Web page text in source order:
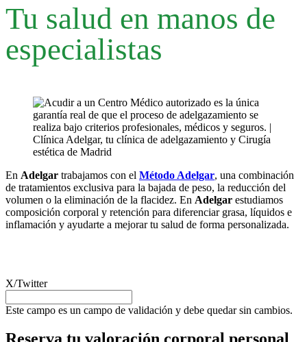
Tu salud en manos de
especialistas
En Adelgar trabajamos con el Método Adelgar, una combinación
de tratamientos exclusiva para la bajada de peso, la reducción del
volumen o la eliminación de la flacidez. En Adelgar estudiamos
composición corporal y retención para diferenciar grasa, líquidos e
inflamación y ayudarte a mejorar tu salud de forma personalizada.
X/Twitter
Este campo es un campo de validación y debe quedar sin cambios.